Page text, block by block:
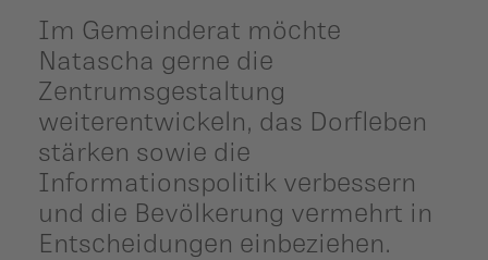
Im Gemeinderat möchte
Natascha gerne die
Zentrumsgestaltung
weiterentwickeln, das Dorfleben
stärken sowie die
Informationspolitik verbessern
und die Bevölkerung vermehrt in
Entscheidungen einbeziehen.